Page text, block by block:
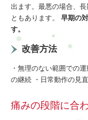
出ます。最悪の場合、
ともあります。早期の
す。
改善方法
・無理のない範囲での
の継続 ・日常動作の見
痛みの段階に合